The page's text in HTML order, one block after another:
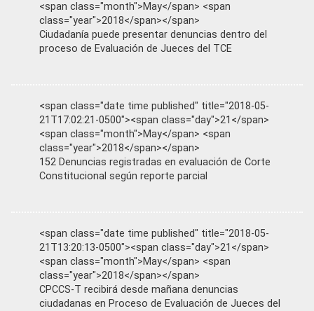
<span class="month">May</span> <span
class="year">2018</span></span>
Ciudadanía puede presentar denuncias dentro del
proceso de Evaluación de Jueces del TCE
<span class="date time published" title="2018-05-
21T17:02:21-0500"><span class="day">21</span>
<span class="month">May</span> <span
class="year">2018</span></span>
152 Denuncias registradas en evaluación de Corte
Constitucional según reporte parcial
<span class="date time published" title="2018-05-
21T13:20:13-0500"><span class="day">21</span>
<span class="month">May</span> <span
class="year">2018</span></span>
CPCCS-T recibirá desde mañana denuncias
ciudadanas en Proceso de Evaluación de Jueces del